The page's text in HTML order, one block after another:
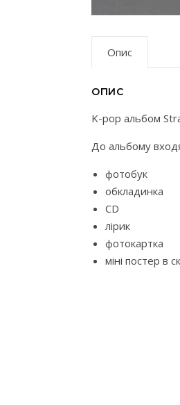
Опис
ОПИС
K-pop альбом
До альбому
фотобук
обкладинка
CD
лірик
фотокартка
міні постер в